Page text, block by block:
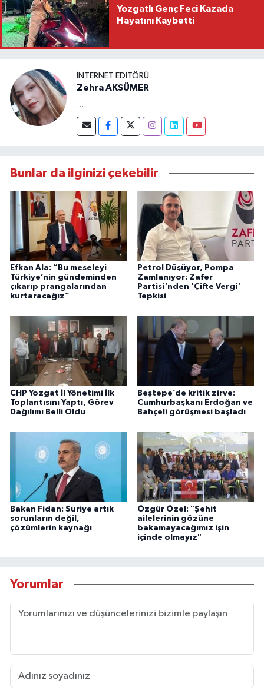
Yozgatlı Genç Feci Kazada
Hayatını Kaybetti
İNTERNET EDITÖRÜ
Zehra AKSÜMER
...
Bunlar da ilginizi çekebilir
Efkan Ala: “Bu meseleyi
Türkiye’nin gündeminden
çıkarıp prangalarından
kurtaracağız”
Petrol Düşüyor, Pompa
Zamlanıyor: Zafer
Partisi'nden 'Çifte Vergi'
Tepkisi
CHP Yozgat İl Yönetimi İlk
Toplantısını Yaptı, Görev
Dağılımı Belli Oldu
Beştepe’de kritik zirve:
Cumhurbaşkanı Erdoğan ve
Bahçeli görüşmesi başladı
Bakan Fidan: Suriye artık
sorunların değil,
çözümlerin kaynağı
Özgür Özel: "Şehit
ailelerinin gözüne
bakamayacağımız işin
içinde olmayız"
Yorumlar